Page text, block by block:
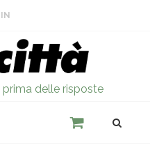
delle risposte